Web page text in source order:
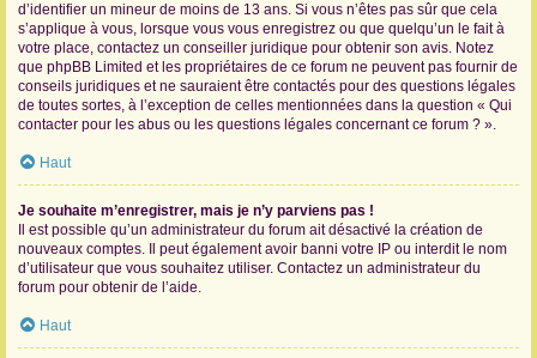
d’identifier un mineur de moins de 13 ans. Si vous n’êtes pas sûr que cela
s’applique à vous, lorsque vous vous enregistrez ou que quelqu’un le fait à
votre place, contactez un conseiller juridique pour obtenir son avis. Notez
que phpBB Limited et les propriétaires de ce forum ne peuvent pas fournir de
conseils juridiques et ne sauraient être contactés pour des questions légales
de toutes sortes, à l’exception de celles mentionnées dans la question « Qui
contacter pour les abus ou les questions légales concernant ce forum ? ».
Haut
Je souhaite m’enregistrer, mais je n’y parviens pas !
Il est possible qu’un administrateur du forum ait désactivé la création de
nouveaux comptes. Il peut également avoir banni votre IP ou interdit le nom
d’utilisateur que vous souhaitez utiliser. Contactez un administrateur du
forum pour obtenir de l’aide.
Haut